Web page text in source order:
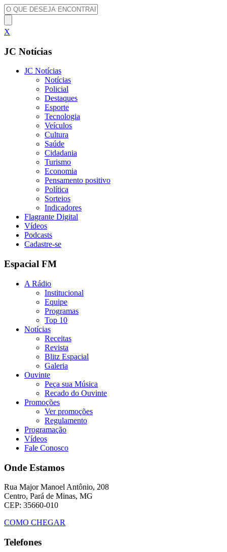
X
JC Notícias
JC Notícias
Notícias
Policial
Destaques
Esporte
Tecnologia
Veículos
Cultura
Saúde
Cidadania
Turismo
Economia
Pensamento positivo
Política
Sorteios
Indicadores
Flagrante Digital
Vídeos
Podcasts
Cadastre-se
Espacial FM
A Rádio
Institucional
Equipe
Programas
Top 10
Notícias
Receitas
Revista
Blitz Espacial
Galeria
Ouvinte
Peça sua Música
Recado do Ouvinte
Promoções
Ver promoções
Regulamento
Programação
Vídeos
Fale Conosco
Onde Estamos
Rua Major Manoel Antônio, 208
Centro, Pará de Minas, MG
CEP: 35660-010
COMO CHEGAR
Telefones